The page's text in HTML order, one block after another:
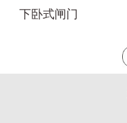
下卧式闸门